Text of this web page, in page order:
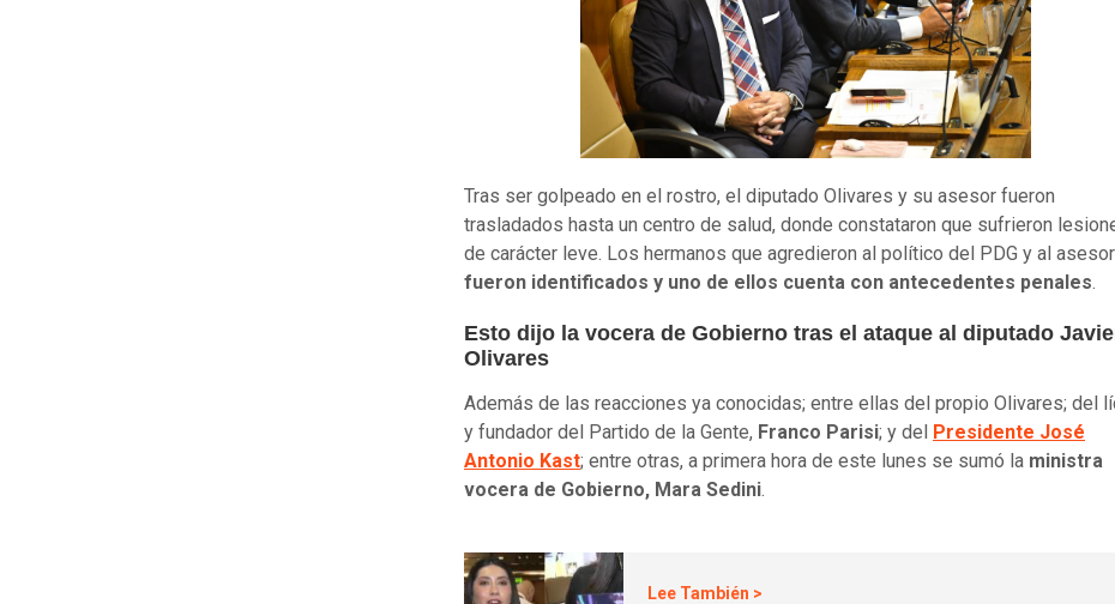
Tras ser golpeado en el rostro, el diputado Olivares y su asesor fueron
trasladados hasta un centro de salud, donde constataron que sufrieron
de carácter leve. Los hermanos que agredieron al político del PDG y al asesor
fueron identificados y uno de ellos cuenta con antecedentes penales.
Esto dijo la vocera de Gobierno tras el ataque al diputado
Olivares
Además de las reacciones ya conocidas; entre ellas del propio Olivares; del
y fundador del Partido de la Gente, Franco Parisi; y del
Presidente José
Antonio Kast; entre otras, a primera hora de este lunes se sumó la ministra
vocera de Gobierno, Mara Sedini.
Lee También >